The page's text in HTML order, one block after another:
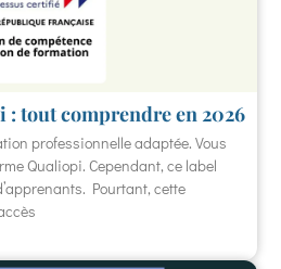
tout comprendre en 2026
professionnelle adaptée. Vous
Qualiopi. Cependant, ce label
Pourtant, cette